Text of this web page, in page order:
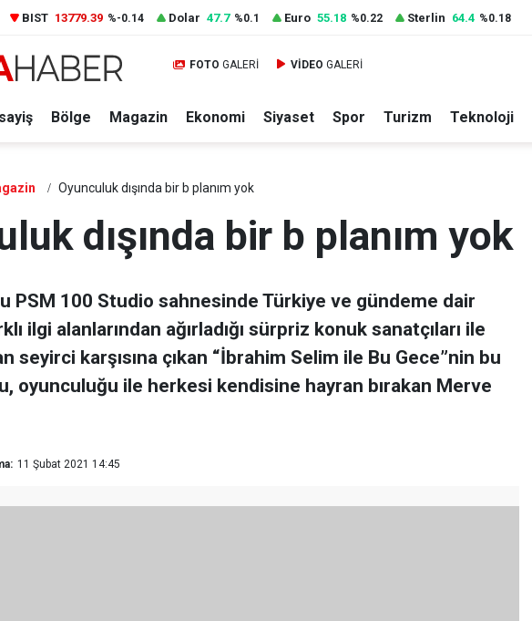
BIST 13779.39 %-0.14 Dolar 47.7 %0.1 Euro 55.18 %0.22 Sterlin 64.4 %0.18
FOTO GALERİ VİDEO GALERİ
Bölge Magazin Ekonomi Siyaset Spor Turizm Teknoloji
Oyunculuk dışında bir b planım yok
dışında bir b planım yok
PSM 100 Studio sahnesinde Türkiye ve gündeme dair
ilgi alanlarından ağırladığı sürpriz konuk sanatçıları ile
seyirci karşısına çıkan “İbrahim Selim ile Bu Gece”nin bu
oyunculuğu ile herkesi kendisine hayran bırakan Merve
11 Şubat 2021 14:45